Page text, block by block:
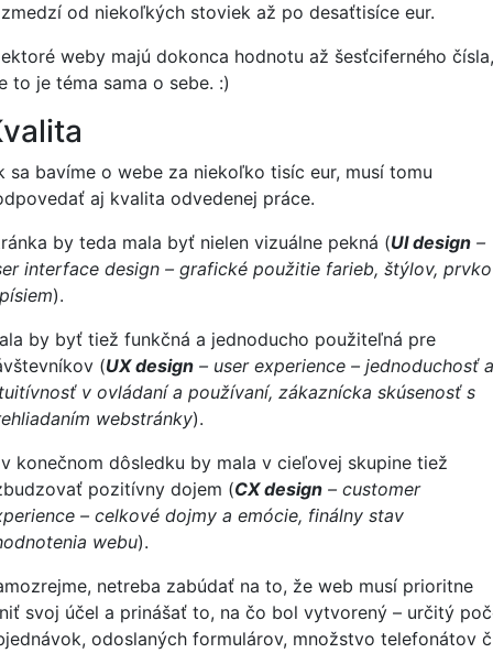
od niekoľkých stoviek až po desaťtisíce eur.
weby majú dokonca hodnotu až šesťciferného čísla,
to je téma sama o sebe. :)
sa bavíme o webe za niekoľko tisíc eur, musí tomu
aj kvalita odvedenej práce.
by teda mala byť nielen vizuálne pekná (UI design –
interface design – grafické použitie farieb, štýlov,
).
by byť tiež funkčná a jednoducho použiteľná pre
(UX design – user experience – jednoduchosť a
v ovládaní a používaní, zákaznícka skúsenosť s
webstránky).
konečnom dôsledku by mala v cieľovej skupine tiež
pozitívny dojem (CX design – customer
– celkové dojmy a emócie, finálny stav
webu).
netreba zabúdať na to, že web musí prioritne
svoj účel a prinášať to, na čo bol vytvorený – určitý
odoslaných formulárov, množstvo telefonátov